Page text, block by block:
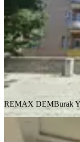
3+1
REMAX DEM Burak
Ara
REMAX DEMBurak
🏡